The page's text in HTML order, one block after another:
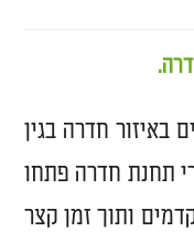
חדרה בגין
תחנת חדרה פתחו
ותוך זמן קצר